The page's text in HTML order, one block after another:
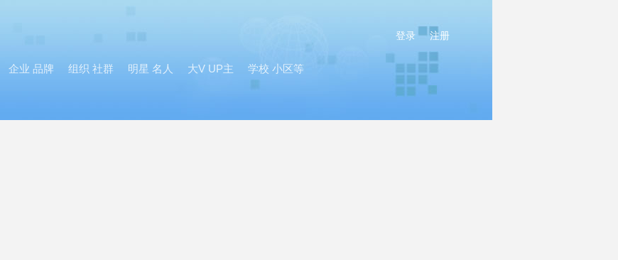
注册
登录
企业 品牌 组织 社群 明星 名人 大V UP主 学校 小区等